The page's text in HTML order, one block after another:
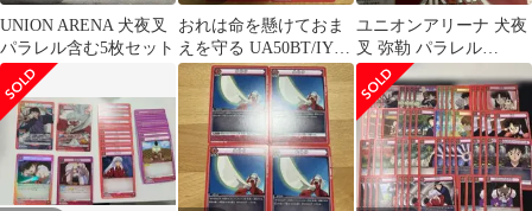
UNION ARENA 犬夜叉
パラレル含む5枚セット
おれは命を懸けておま
えを守る UA50BT/IYS-
1-076 U 4枚セット
ユニオンアリーナ 犬夜
叉 弥勒 パラレル
SR★★